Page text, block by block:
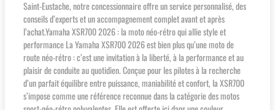
Saint-Eustache, notre concessionnaire offre un service personnalisé, des
conseils d’experts et un accompagnement complet avant et après
l’achat.Yamaha XSR700 2026 : la moto néo-rétro qui allie style et
performance La Yamaha XSR700 2026 est bien plus qu’une moto de
route néo-rétro : c’est une invitation à la liberté, à la performance et au
plaisir de conduite au quotidien. Conçue pour les pilotes à la recherche
d’un parfait équilibre entre puissance, maniabilité et confort, la XSR700
s’impose comme une référence reconnue dans la catégorie des motos